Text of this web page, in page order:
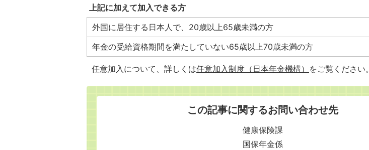
上記に加えて加入できる方
外国に居住する日本人で、20歳以上65歳未満の方
年金の受給資格期間を満たしていない65歳以上70歳未満の方
任意加入について、詳しくは任意加入制度（日本年金機構） をご覧ください。
この記事に関するお問い合わせ先
健康保険課
国保年金係